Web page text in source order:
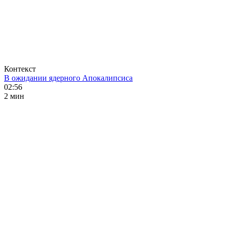
Контекст
В ожидании ядерного Апокалипсиса
02:56
2 мин